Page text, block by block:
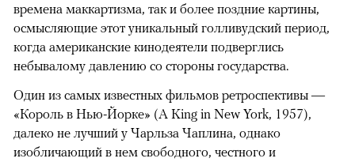
времена маккартизма, так и более поздние картины,
осмысляющие этот уникальный голливудский период,
когда американские кинодеятели подверглись
небывалому давлению со стороны государства.
Один из самых известных фильмов ретроспективы —
«Король в Нью-Йорке» (A King in New York, 1957),
далеко не лучший у Чарльза Чаплина, однако
изобличающий в нем свободного, честного и